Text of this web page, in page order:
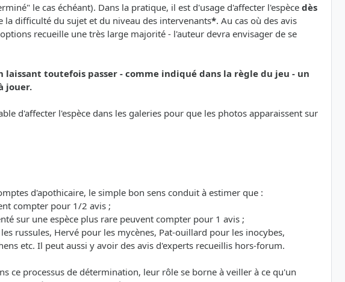
le cas échéant). Dans la pratique, il est d'usage d'affecter l'espèce dès
la difficulté du sujet et du niveau des intervenants*. Au cas où des avis
recueille une très large majorité - l'auteur devra envisager de se
toutefois passer - comme indiqué dans la règle du jeu - un
jouer.
d'affecter l'espèce dans les galeries pour que les photos apparaissent sur
d'apothicaire, le simple bon sens conduit à estimer que :
compter pour 1/2 avis ;
sur une espèce plus rare peuvent compter pour 1 avis ;
russules, Hervé pour les mycènes, Pat-ouillard pour les inocybes,
etc. Il peut aussi y avoir des avis d'experts recueillis hors-forum.
ce processus de détermination, leur rôle se borne à veiller à ce qu'un